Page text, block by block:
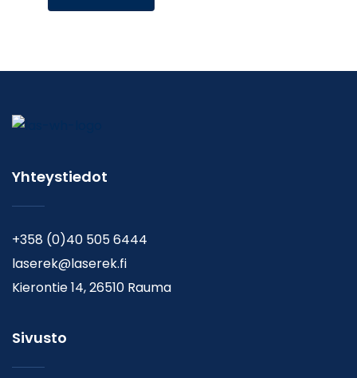
Yhteystiedot
+358 (0)40 505 6444
laserek@laserek.fi
Kierontie 14, 26510 Rauma
Sivusto